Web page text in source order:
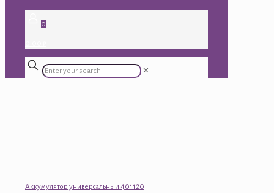
0
✕
Аккумулятор универсальный 401120